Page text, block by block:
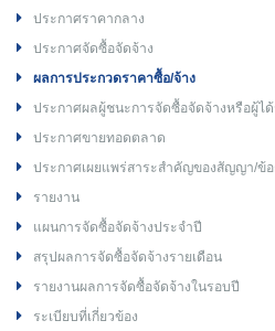
ประกาศราคากลาง
ประกาศจัดซื้อจัดจ้าง
ผลการประกวดราคาซื้อ/จ้าง
ประกาศผลผู้ชนะการจัดซื้อจัดจ้างหรือผู้ไ
ประกาศขายทอดตลาด
ประกาศเผยแพร่สาระสำคัญของสัญญา/ข้
รายงาน
แผนการจัดซื้อจัดจ้างประจำปี
สรุปผลการจัดซื้อจัดจ้างรายเดือน
รายงานผลการจัดซื้อจัดจ้างในรอบปี
ระเบียบที่เกี่ยวข้อง